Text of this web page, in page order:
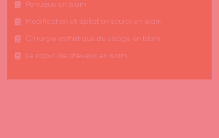
Perruque en Islam
Modification et épilation sourcil en Islam
Chirurgie esthétique du visage en Islam
Le rajout de cheveux en Islam